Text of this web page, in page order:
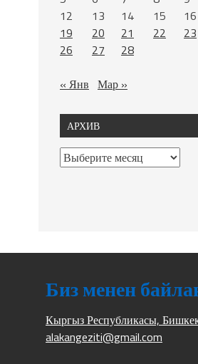
12
13 14 15 16
19
20 21 22 23
26
27
28
« Янв Мар »
АРХИВ
Биз менен
Кыргыз Республикасы,
alakangeziti@gmail.com